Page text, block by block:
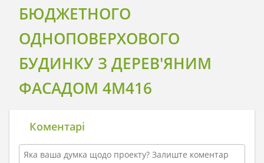
БЮДЖЕТНОГО
ОДНОПОВЕРХОВОГО
БУДИНКУ З ДЕРЕВ'ЯНИМ
ФАСАДОМ 4M416
Коментарі